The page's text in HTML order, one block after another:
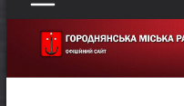
Батьки
оформити